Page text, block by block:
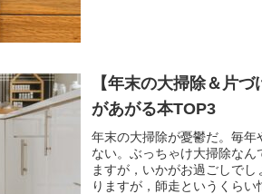
【年末の大掃除＆片
があがる本TOP3
年末の大掃除が憂鬱だ。毎年
ない。ぶっちゃけ大掃除な
ますが，いかがお過ごしで
りますが，師走というくらい